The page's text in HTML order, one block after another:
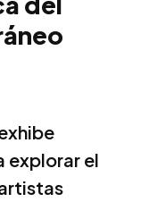
explorar el